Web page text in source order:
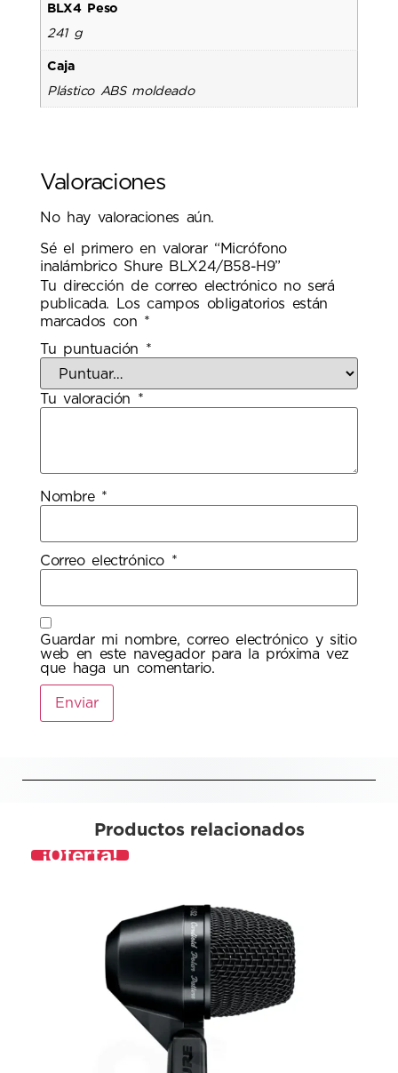
BLX4 Peso
241 g
Caja
Plástico ABS moldeado
Valoraciones
No hay valoraciones aún.
Sé el primero en valorar “Micrófono
inalámbrico Shure BLX24/B58-H9”
Tu dirección de correo electrónico no será
publicada.
Los campos obligatorios están
marcados con *
Tu puntuación *
Tu valoración *
Nombre *
Correo electrónico *
Guardar mi nombre, correo electrónico y sitio
web en este navegador para la próxima vez
que haga un comentario.
Productos relacionados
¡Oferta!